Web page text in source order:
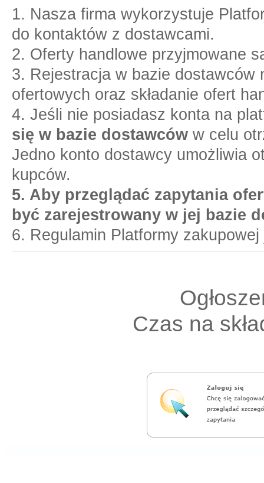
1. Nasza firma wykorzystuje
do kontaktów z dostawcami.
2. Oferty handlowe przyjmowane
3. Rejestracja w bazie dostawców
ofertowych oraz składanie ofert
4. Jeśli nie posiadasz konta na
się w bazie dostawców w celu
Jedno konto dostawcy umożliwia
kupców.
5. Aby przeglądać zapytania
być zarejestrowany w jej bazie
6. Regulamin Platformy
Czas na